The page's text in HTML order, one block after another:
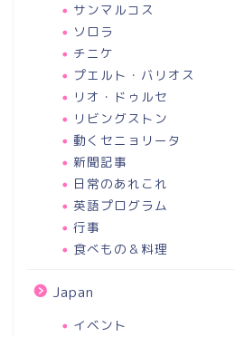
サンマルコス
ソロラ
チニケ
プエルト・バリオス
リオ・ドゥルセ
リビングストン
動くセニョリータ
新聞記事
日常のあれこれ
英語プログラム
行事
食べもの＆料理
Japan
イベント